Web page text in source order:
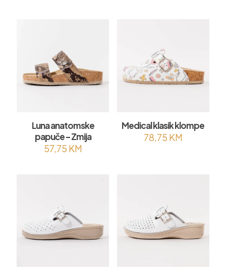
Luna anatomske
papuče – Zmija
57,75 KM
Medical klasik klompe
78,75 KM